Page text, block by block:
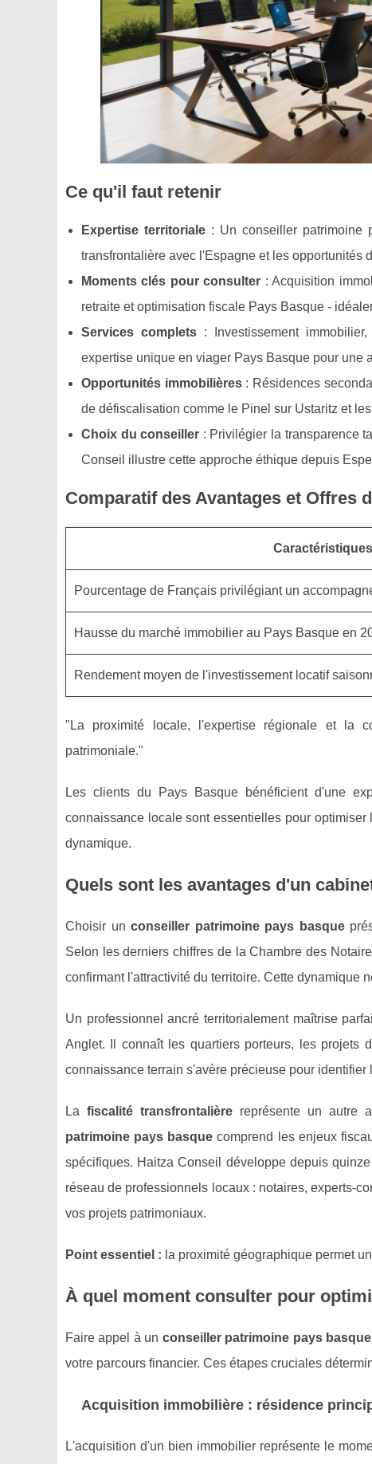
Ce qu'il faut retenir
Expertise territoriale : Un conseiller patrimoine
transfrontalière avec l'Espagne et les opportunités
Moments clés pour consulter : Acquisition
retraite et optimisation fiscale Pays Basque -
Services complets : Investissement
expertise unique en viager Pays Basque pour une
Opportunités immobilières: Résidences
de défiscalisation comme le Pinel sur Ustaritz et
Choix du conseiller : Privilégier la transparence
Conseil illustre cette approche éthique depuis
Comparatif des Avantages et Offres
Pourcentage de Français privilégiant un
Hausse du marché immobilier au Pays Basque en
Rendement moyen de l'investissement locatif
"La proximité locale, l'expertise régionale et la
patrimoniale."
Les clients du Pays Basque bénéficient d'une
connaissance locale sont essentielles pour
dynamique.
Quels sont les avantages d'un
Choisir unconseiller patrimoine pays basque
Selon les derniers chiffres de la Chambre des
confirmant l'attractivité du territoire. Cette dynamique
Un professionnel ancré territorialement maîtrise
Anglet. Il connaît les quartiers porteurs, les projets
connaissance terrain s'avère précieuse pour
La fiscalité transfrontalièrereprésente un autre
patrimoine pays basque comprend les enjeux
spécifiques. Haitza Conseil développe depuis
réseau de professionnels locaux : notaires, experts-
vos projets patrimoniaux.
Point essentiel : la proximité géographique permet
À quel moment consulter pour
Faire appel à un conseiller patrimoine pays basque
votre parcours financier. Ces étapes cruciales
Acquisition immobilière : résidence
L'acquisition d'un bien immobilier représente le